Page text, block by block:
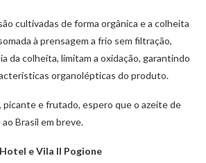
cultivadas de forma orgânica e a colheita
à prensagem a frio sem filtração,
da colheita, limitam a oxidação, garantindo
organolépticas do produto.
e frutado, espero que o azeite de
Brasil em breve.
e Vila Il Pogione